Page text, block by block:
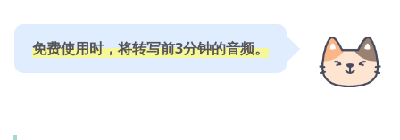
免费使用时，将转写前3分钟的音频。